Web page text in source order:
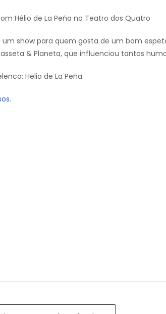
com Hélio de La Peña no Teatro dos Quatro
é um show para quem gosta de um bom
& Planeta, que influenciou tantos
Helio de La Peña